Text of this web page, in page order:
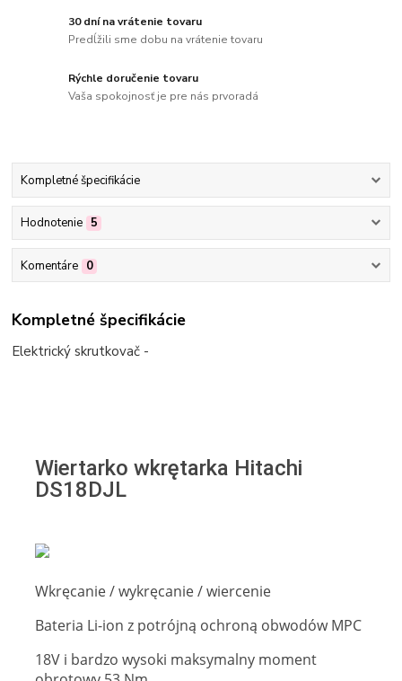
30 dní na vrátenie tovaru
Predĺžili sme dobu na vrátenie tovaru
Rýchle doručenie tovaru
Vaša spokojnosť je pre nás prvoradá
Kompletné špecifikácie
Hodnotenie 5
Komentáre 0
Kompletné špecifikácie
Elektrický skrutkovač -
Wiertarko wkrętarka Hitachi
DS18DJL
Wkręcanie / wykręcanie / wiercenie
Bateria Li-ion z potrójną ochroną obwodów MPC
18V i bardzo wysoki maksymalny moment